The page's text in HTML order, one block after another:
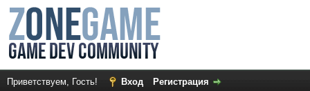
Приветствуем, Гость! Вход Регистрация